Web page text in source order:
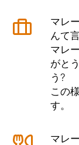
マレ
んて
マレ
がと
う?
この
す。
マレ